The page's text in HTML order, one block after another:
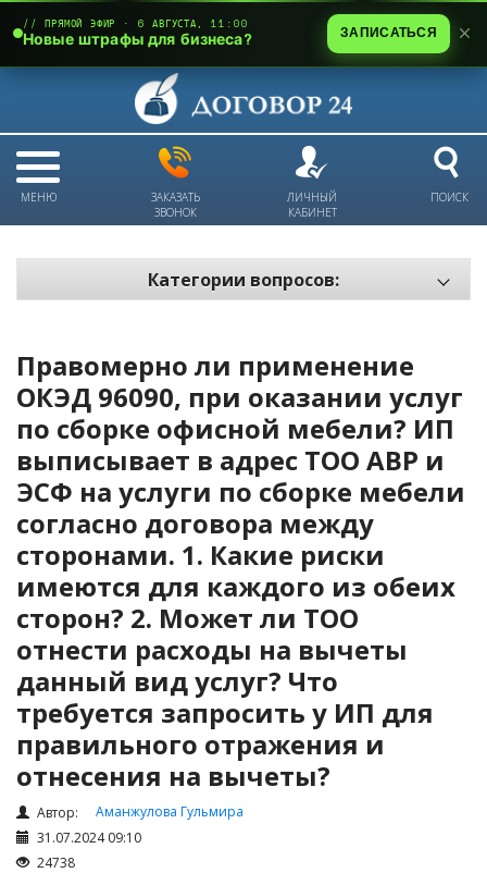
МЕНЮ
ЗАКАЗАТЬ
ЗВОНОК
ЛИЧНЫЙ
КАБИНЕТ
ПОИСК
Категории вопросов:
Техника безопасности и охрана труда
Антикризис: трудовые отношения
Антикризис: долги и обязательства
Налоги и Налогообложение
Трудовые отношения
Корпоративные отношения
Договоры
Доверенности
Интернет и право
Возмещение ущерба
Проверка государственных органов
Взыскание долга
Государственные закупки
Предварительный квалификационный отбор «Самрук-
Қазына» (ПКО)
Правомерно ли применение
ОКЭД 96090, при оказании услуг
по сборке офисной мебели? ИП
выписывает в адрес ТОО АВР и
ЭСФ на услуги по сборке мебели
согласно договора между
сторонами. 1. Какие риски
имеются для каждого из обеих
сторон? 2. Может ли ТОО
отнести расходы на вычеты
данный вид услуг? Что
требуется запросить у ИП для
правильного отражения и
отнесения на вычеты?
Автор:
Аманжулова Гульмира
31.07.2024 09:10
24738
// ПРЯМОЙ ЭФИР · 6 АВГУСТА, 11:00
Новые штрафы для бизнеса? ЗАПИСАТЬСЯ